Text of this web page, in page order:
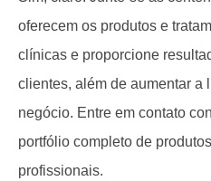
oferecem os produtos e
clínicas e proporcione
clientes, além de aumentar a
negócio. Entre em contato
portfólio completo de
profissionais.